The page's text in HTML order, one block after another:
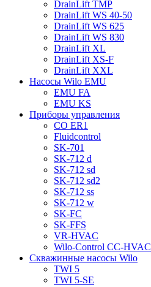
DrainLift TMP
DrainLift WS 40-50
DrainLift WS 625
DrainLift WS 830
DrainLift XL
DrainLift XS-F
DrainLift XXL
Насосы Wilo EMU
EMU FA
EMU KS
Приборы управления
CO ER1
Fluidcontrol
SK-701
SK-712 d
SK-712 sd
SK-712 sd2
SK-712 ss
SK-712 w
SK-FC
SK-FFS
VR-HVAC
Wilo-Control CC-HVAC
Скважинные насосы Wilo
TWI 5
TWI 5-SE